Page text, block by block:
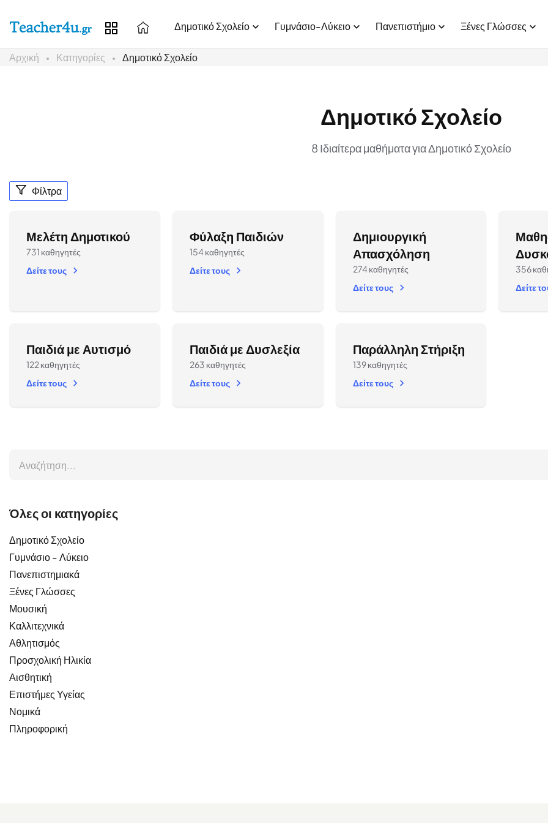
Δημοτικό Σχολείο Γυμνάσιο-Λύκειο Πανεπιστήμιο Ξένες Γλώσσες
Αρχική Κατηγορίες Δημοτικό Σχολείο
Δημοτικό Σχολείο
8 Ιδιαίτερα μαθήματα για Δημοτικό Σχολείο
Φίλτρα
Μελέτη Δημοτικού
731 καθηγητές
Δείτε τους
Φύλαξη Παιδιών
154 καθηγητές
Δείτε τους
Δημιουργική
Απασχόληση
274 καθηγητές
Δείτε τους
356
Δείτε
Παιδιά με Αυτισμό
122 καθηγητές
Δείτε τους
Παιδιά με Δυσλεξία
263 καθηγητές
Δείτε τους
Παράλληλη Στήριξη
139 καθηγητές
Δείτε τους
Όλες οι κατηγορίες
Δημοτικό Σχολείο
Γυμνάσιο - Λύκειο
Πανεπιστημιακά
Ξένες Γλώσσες
Μουσική
Καλλιτεχνικά
Αθλητισμός
Προσχολική Ηλικία
Αισθητική
Επιστήμες Υγείας
Νομικά
Πληροφορική